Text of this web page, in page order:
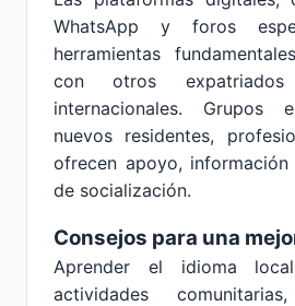
WhatsApp y foros
herramientas
con otros
internacionales. Grupos
nuevos residentes,
ofrecen apoyo,
de socialización.
Consejos para una
Aprender el idioma
actividades